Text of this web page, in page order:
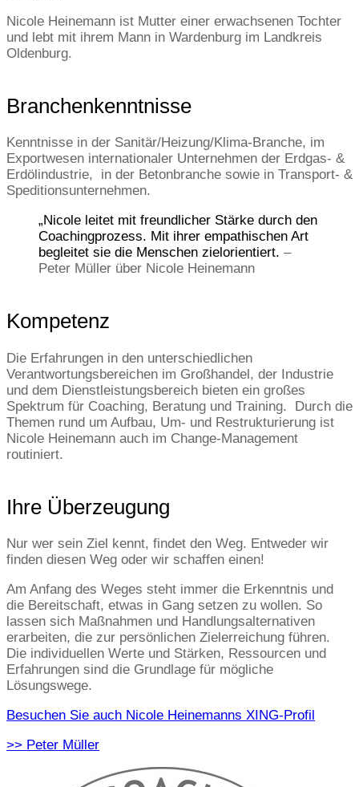
Nicole Heinemann ist Mutter einer erwachsenen Tochter
und lebt mit ihrem Mann in Wardenburg im Landkreis
Oldenburg.
Branchenkenntnisse
Kenntnisse in der Sanitär/Heizung/Klima-Branche, im
Exportwesen internationaler Unternehmen der Erdgas- &
Erdölindustrie, in der Betonbranche sowie in Transport- &
Speditionsunternehmen.
„Nicole leitet mit freundlicher Stärke durch den
Coachingprozess. Mit ihrer empathischen Art
begleitet sie die Menschen zielorientiert. –
Peter Müller über Nicole Heinemann
Kompetenz
Die Erfahrungen in den unterschiedlichen
Verantwortungsbereichen im Großhandel, der Industrie
und dem Dienstleistungsbereich bieten ein großes
Spektrum für Coaching, Beratung und Training. Durch die
Themen rund um Aufbau, Um- und Restrukturierung ist
Nicole Heinemann auch im Change-Management
routiniert.
Ihre Überzeugung
Nur wer sein Ziel kennt, findet den Weg. Entweder wir
finden diesen Weg oder wir schaffen einen!
Am Anfang des Weges steht immer die Erkenntnis und
die Bereitschaft, etwas in Gang setzen zu wollen. So
lassen sich Maßnahmen und Handlungsalternativen
erarbeiten, die zur persönlichen Zielerreichung führen.
Die individuellen Werte und Stärken, Ressourcen und
Erfahrungen sind die Grundlage für mögliche
Lösungswege.
Besuchen Sie auch Nicole Heinemanns XING-Profil
>> Peter Müller